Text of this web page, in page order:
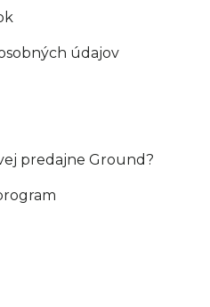
údajov
predajne Ground?